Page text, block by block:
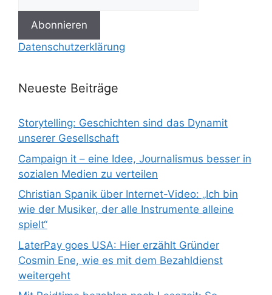
Datenschutzerklärung
Neueste Beiträge
Storytelling: Geschichten sind das Dynamit
unserer Gesellschaft
Campaign it – eine Idee, Journalismus besser in
sozialen Medien zu verteilen
Christian Spanik über Internet-Video: „Ich bin
wie der Musiker, der alle Instrumente alleine
spielt“
LaterPay goes USA: Hier erzählt Gründer
Cosmin Ene, wie es mit dem Bezahldienst
weitergeht